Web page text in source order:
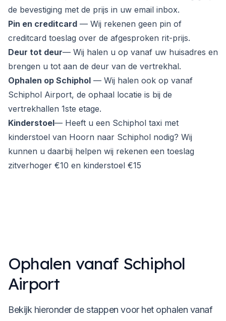
de bevestiging met de prijs in uw email inbox.
Pin en creditcard — Wij rekenen geen pin of
creditcard toeslag over de afgesproken rit-prijs.
Deur tot deur— Wij halen u op vanaf uw huisadres en
brengen u tot aan de deur van de vertrekhal.
Ophalen op Schiphol — Wij halen ook op vanaf
Schiphol Airport, de ophaal locatie is bij de
vertrekhallen 1ste etage.
Kinderstoel— Heeft u een Schiphol taxi met
kinderstoel van Hoorn naar Schiphol nodig? Wij
kunnen u daarbij helpen wij rekenen een toeslag
zitverhoger €10 en kinderstoel €15
Ophalen vanaf Schiphol
Airport
Bekijk hieronder de stappen voor het ophalen vanaf